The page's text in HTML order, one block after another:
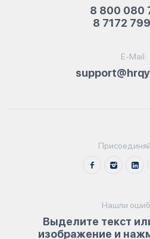
8 800 080
8 7172
E-Mail:
Нашли
Выделите текст
изображение и